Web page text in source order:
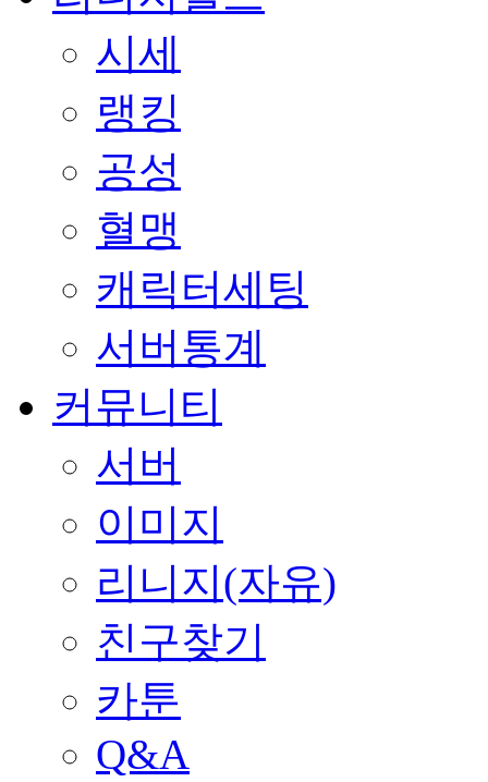
시세
랭킹
공성
혈맹
캐릭터세팅
서버통계
커뮤니티
서버
이미지
리니지(자유)
친구찾기
카툰
Q&A